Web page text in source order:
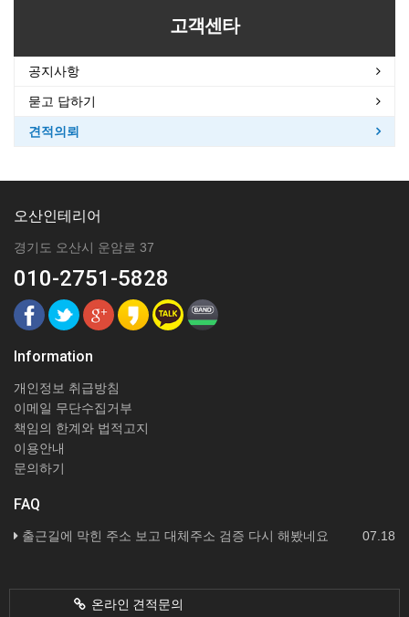
고객센타
공지사항
묻고 답하기
견적의뢰
오산인테리어
경기도 오산시 운암로 37
010-2751-5828
Information
개인정보 취급방침
이메일 무단수집거부
책임의 한계와 법적고지
이용안내
문의하기
FAQ
07.18
출근길에 막힌 주소 보고 대체주소 검증 다시 해봤네요
온라인 견적문의